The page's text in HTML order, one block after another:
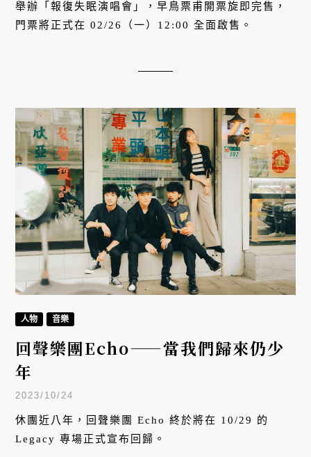
舉辦「報復失眠演唱會」，早鳥票甫開票旋即完售，
門票將正式在 02/26（一）12:00 全面啟售。
人物 音樂
回聲樂團Echo——當我們歸來仍少
年
2023/10/24
休團近八年，回聲樂團 Echo 終於將在 10/29 的
Legacy 專場正式宣布回歸。